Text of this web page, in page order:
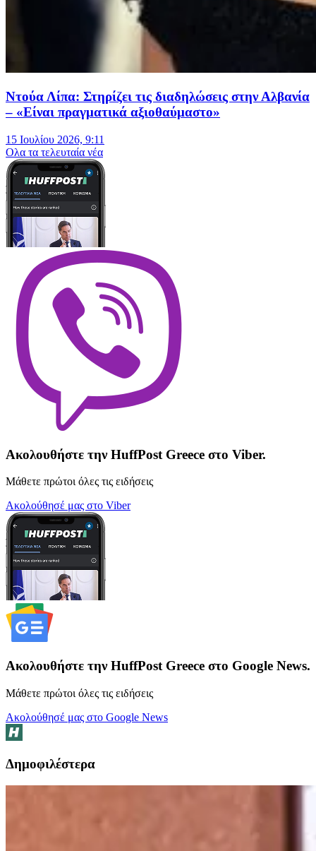
Ντούα Λίπα: Στηρίζει τις διαδηλώσεις στην Αλβανία
– «Είναι πραγματικά αξιοθαύμαστο»
15 Ιουλίου 2026, 9:11
Oλα τα τελευταία νέα
Ακολουθήστε την HuffPost Greece στο Viber.
Μάθετε πρώτοι όλες τις ειδήσεις
Ακολούθησέ μας στο Viber
Ακολουθήστε την HuffPost Greece στο Google News.
Μάθετε πρώτοι όλες τις ειδήσεις
Ακολούθησέ μας στο Google News
Δημοφιλέστερα